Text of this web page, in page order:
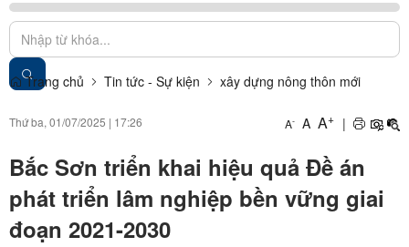
Trang chủ Tin tức - Sự kiện xây dựng nông thôn mới
Thứ ba, 01/07/2025 | 17:26 A- A A+ |
Bắc Sơn triển khai hiệu quả Đề án
phát triển lâm nghiệp bền vững giai
đoạn 2021-2030